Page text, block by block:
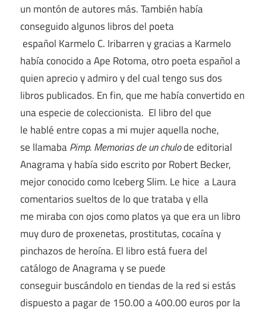
un montón de autores más. También había
conseguido algunos libros del poeta
español Karmelo C. Iribarren y gracias a Karmelo
había conocido a Ape Rotoma, otro poeta español a
quien aprecio y admiro y del cual tengo sus dos
libros publicados. En fin, que me había convertido en
una especie de coleccionista. El libro del que
le hablé entre copas a mi mujer aquella noche,
se llamabaPimp. Memorias de un chulode editorial
Anagrama y había sido escrito por Robert Becker,
mejor conocido como Iceberg Slim. Le hice a Laura
comentarios sueltos de lo que trataba y ella
me miraba con ojos como platos ya que era un libro
muy duro de proxenetas, prostitutas, cocaína y
pinchazos de heroína. El libro está fuera del
catálogo de Anagrama y se puede
conseguir buscándolo en tiendas de la red si estás
dispuesto a pagar de 150.00 a 400.00 euros por la